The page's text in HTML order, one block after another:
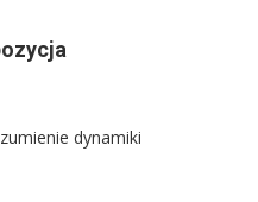
dynamiki